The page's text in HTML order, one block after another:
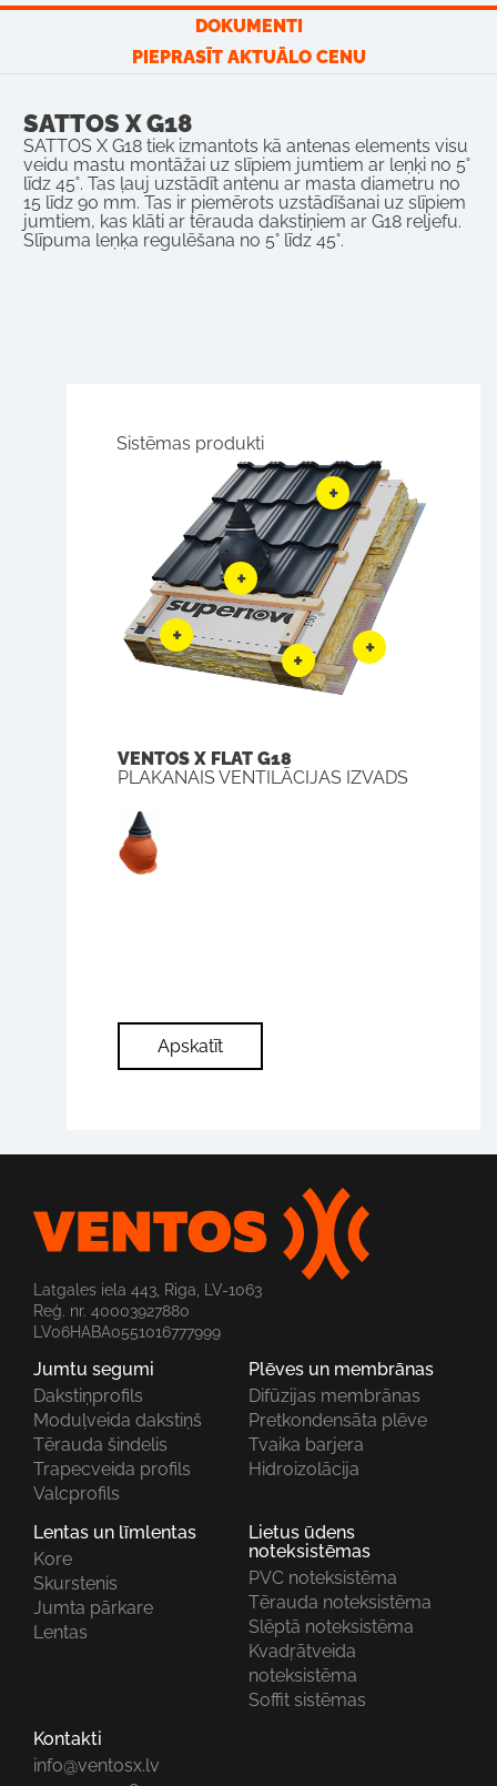
DOKUMENTI
PIEPRASĪT AKTUĀLO CENU
SATTOS X G18
SATTOS X G18 tiek izmantots kā antenas elements visu
veidu mastu montāžai uz slīpiem jumtiem ar leņķi no 5˚
līdz 45˚. Tas ļauj uzstādīt antenu ar masta diametru no
15 līdz 90 mm. Tas ir piemērots uzstādīšanai uz slīpiem
jumtiem, kas klāti ar tērauda dakstiņiem ar G18 reljefu.
Slīpuma leņķa regulēšana no 5° līdz 45°.
Sistēmas produkti
VENTOS X FLAT G18
PLAKANAIS VENTILĀCIJAS IZVADS
Apskatīt
Latgales iela 443, Riga, LV-1063
Reģ. nr. 40003927880
LV06HABA0551016777999
Jumtu segumi
Dakstiņprofils
Moduļveida dakstiņš
Tērauda šindelis
Trapecveida profils
Valcprofils
Plēves un membrānas
Difūzijas membrānas
Pretkondensāta plēve
Tvaika barjera
Hidroizolācija
Lentas un līmlentas
Kore
Skurstenis
Jumta pārkare
Lentas
Lietus ūdens
noteksistēmas
PVC noteksistēma
Tērauda noteksistēma
Slēptā noteksistēma
Kvadŗātveida
noteksistēma
Soffit sistēmas
Kontakti
info@ventosx.lv